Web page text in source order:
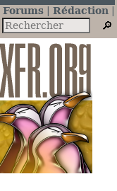
Forums
Rédaction